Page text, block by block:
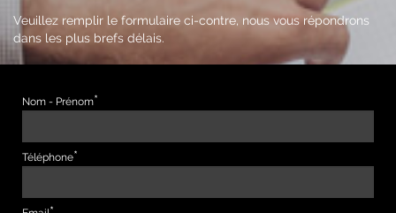
Veuillez remplir le formulaire ci-contre, nous vous répondrons
dans les plus brefs délais.
Nom - Prénom
Téléphone